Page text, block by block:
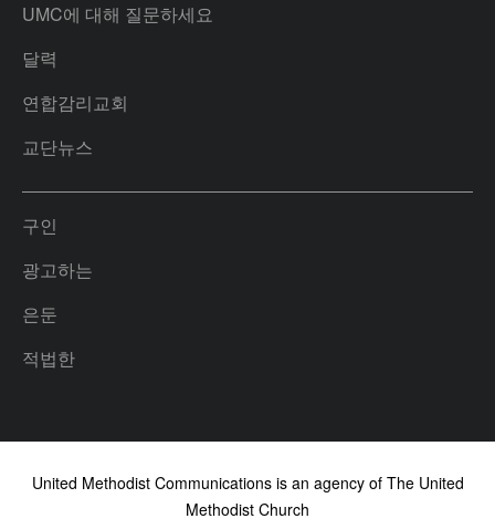
UMC에 대해 질문하세요
달력
연합감리교회
교단뉴스
구인
광고하는
은둔
적법한
United Methodist Communications is an agency of The United
Methodist Church